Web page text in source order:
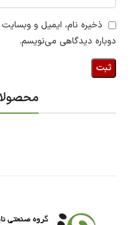
ذخیره نام، ایمیل و
دوباره دیدگاهی می‌نویسم.